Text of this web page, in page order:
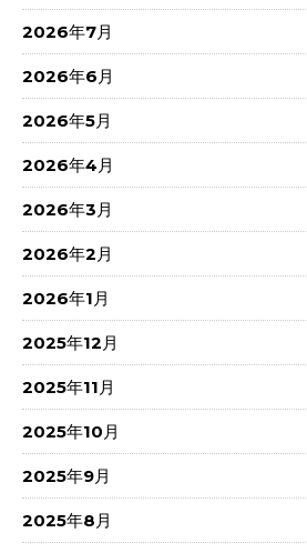
2026年7月
2026年6月
2026年5月
2026年4月
2026年3月
2026年2月
2026年1月
2025年12月
2025年11月
2025年10月
2025年9月
2025年8月